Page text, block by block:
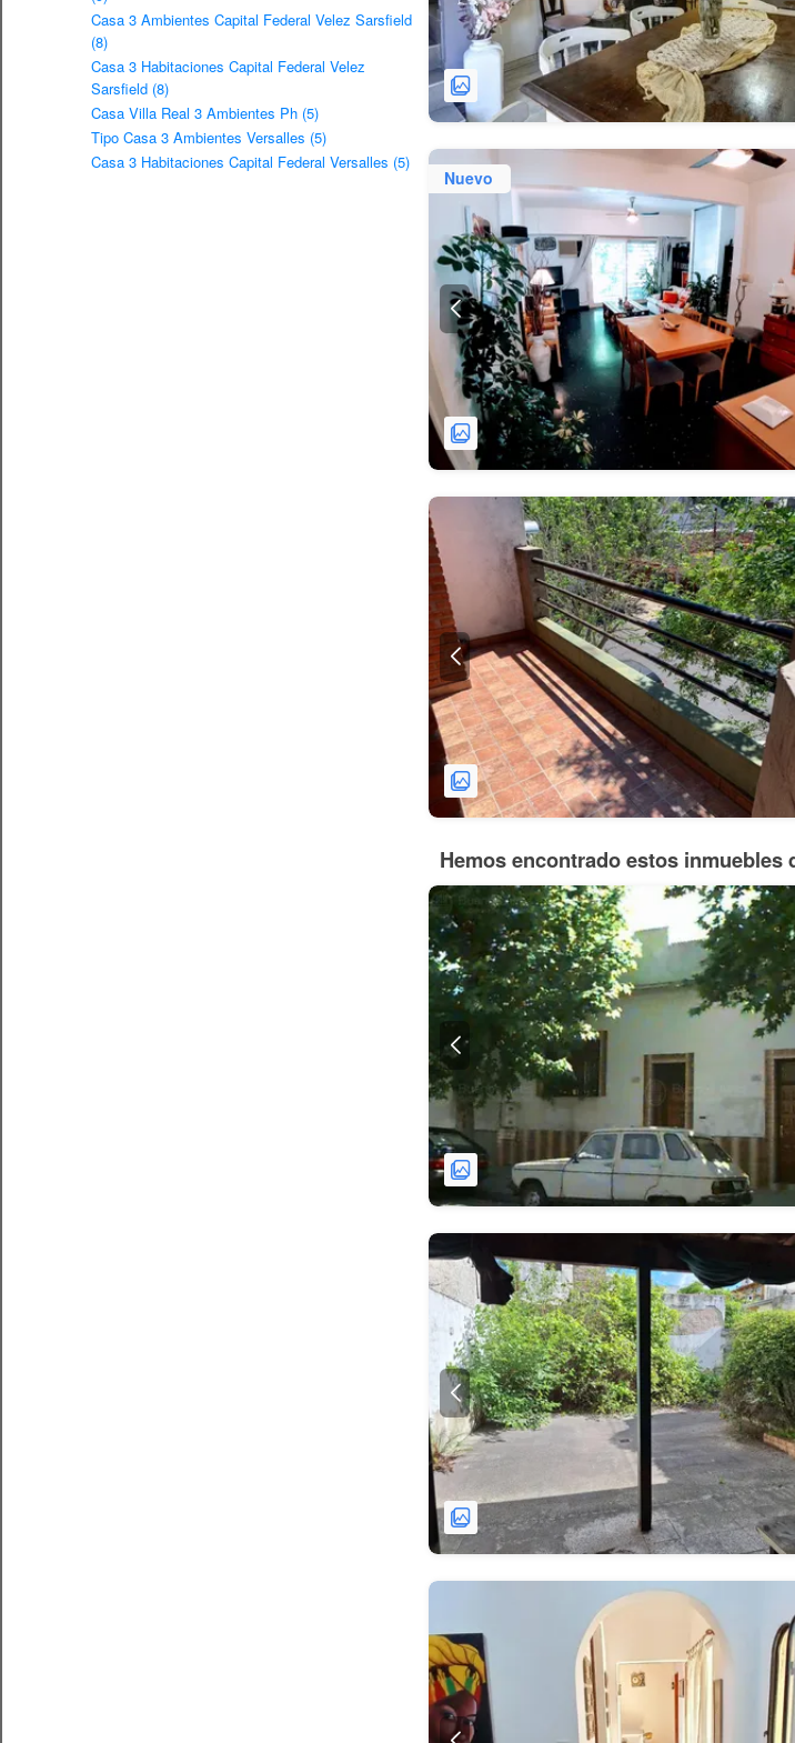
Casa 3 Ambientes Capital Federal Velez Sarsfield
(8)
Casa 3 Habitaciones Capital Federal Velez
Sarsfield (8)
Casa Villa Real 3 Ambientes Ph (5)
Tipo Casa 3 Ambientes Versalles (5)
Casa 3 Habitaciones Capital Federal Versalles (5)
Nuevo
Hemos encontrado estos inmuebles